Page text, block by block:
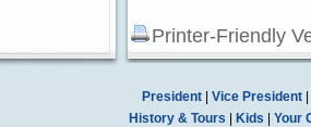
Printer-Friendly
President| Vice President|
History & Tours
Kids
Your